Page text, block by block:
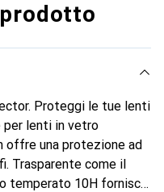
Proteggi le tue lenti
per lenti in vetro
offre una protezione ad
Trasparente come il
temperato 10H fornisce